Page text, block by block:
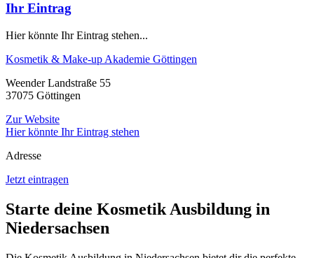
Ihr Eintrag
Hier könnte Ihr Eintrag stehen...
Kosmetik & Make-up Akademie Göttingen
Weender Landstraße 55
37075 Göttingen
Zur Website
Hier könnte Ihr Eintrag stehen
Adresse
Jetzt eintragen
Starte deine Kosmetik Ausbildung in
Niedersachsen